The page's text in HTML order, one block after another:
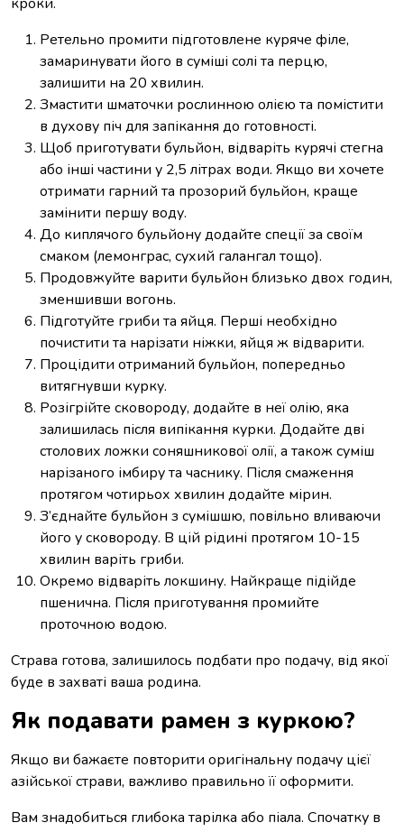
Ретельно промити підготовлене куряче філе,
замаринувати його в суміші солі та перцю,
залишити на 20 хвилин.
Змастити шматочки рослинною олією та помістити
в духову піч для запікання до готовності.
Щоб приготувати бульйон, відваріть курячі стегна
або інші частини у 2,5 літрах води. Якщо ви хочете
отримати гарний та прозорий бульйон, краще
замінити першу воду.
До киплячого бульйону додайте спеції за своїм
смаком (лемонграс, сухий галангал тощо).
Продовжуйте варити бульйон близько двох годин,
зменшивши вогонь.
Підготуйте гриби та яйця. Перші необхідно
почистити та нарізати ніжки, яйця ж відварити.
Процідити отриманий бульйон, попередньо
витягнувши курку.
Розігрійте сковороду, додайте в неї олію, яка
залишилась після випікання курки. Додайте дві
столових ложки соняшникової олії, а також суміш
нарізаного імбиру та часнику. Після смаження
протягом чотирьох хвилин додайте мірин.
З’єднайте бульйон з сумішшю, повільно вливаючи
його у сковороду. В цій рідині протягом 10-15
хвилин варіть гриби.
Окремо відваріть локшину. Найкраще підійде
пшенична. Після приготування промийте
проточною водою.
Страва готова, залишилось подбати про подачу, від якої
буде в захваті ваша родина.
Як подавати рамен з куркою?
Якщо ви бажаєте повторити оригінальну подачу цієї
азійської страви, важливо правильно її оформити.
Вам знадобиться глибока тарілка або піала. Спочатку в